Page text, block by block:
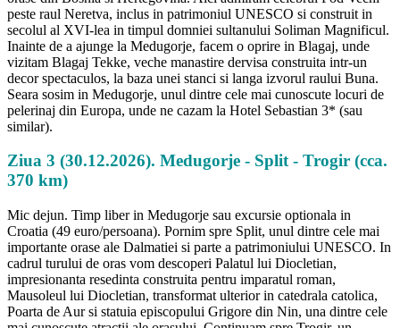
peste raul Neretva, inclus in patrimoniul UNESCO si construit in
secolul al XVI-lea in timpul domniei sultanului Soliman Magnificul.
Inainte de a ajunge la Medugorje, facem o oprire in Blagaj, unde
vizitam Blagaj Tekke, veche manastire dervisa construita intr-un
decor spectaculos, la baza unei stanci si langa izvorul raului Buna.
Seara sosim in Medugorje, unul dintre cele mai cunoscute locuri de
pelerinaj din Europa, unde ne cazam la Hotel Sebastian 3* (sau
similar).
Ziua 3 (30.12.2026). Medugorje - Split - Trogir (cca.
370 km)
Mic dejun. Timp liber in Medugorje sau excursie optionala in
Croatia (49 euro/persoana). Pornim spre Split, unul dintre cele mai
importante orase ale Dalmatiei si parte a patrimoniului UNESCO. In
cadrul turului de oras vom descoperi Palatul lui Diocletian,
impresionanta resedinta construita pentru imparatul roman,
Mausoleul lui Diocletian, transformat ulterior in catedrala catolica,
Poarta de Aur si statuia episcopului Grigore din Nin, una dintre cele